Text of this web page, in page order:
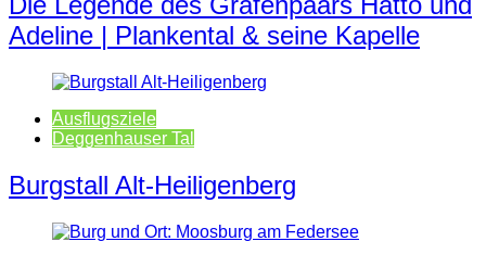
Adeline | Plankental & seine Kapelle
Ausflugsziele
Deggenhauser Tal
Burgstall Alt-Heiligenberg